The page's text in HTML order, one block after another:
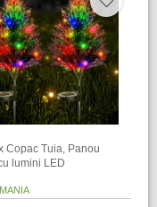
Copac Tuia, Panou
lumini LED